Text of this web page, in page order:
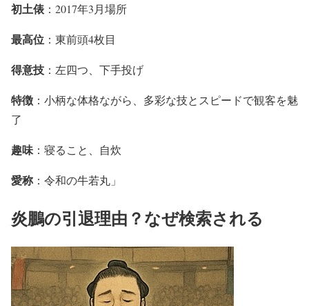
初土俵 ：2017年3月場所
最高位 ：東前頭4枚目
得意技 ：左四つ、下手投げ
特徴 ：小柄な体格ながら、多彩な技とスピードで観客を魅
了
趣味 ：寝ること、自炊
愛称 ：令和の牛若丸」
炎鵬の引退理由？なぜ検索される